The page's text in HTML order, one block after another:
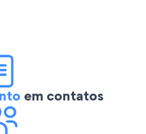
em contatos